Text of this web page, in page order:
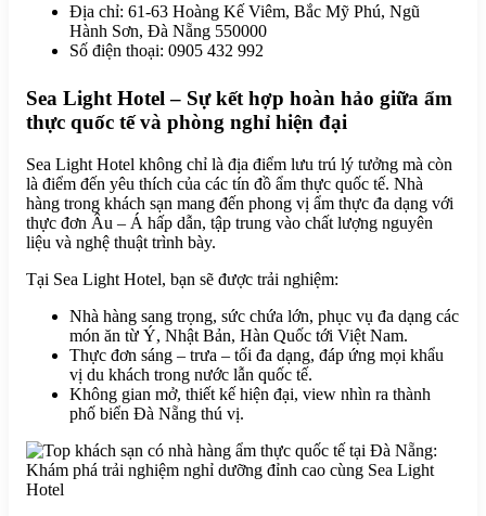
Địa chỉ: 61-63 Hoàng Kế Viêm, Bắc Mỹ Phú, Ngũ
Hành Sơn, Đà Nẵng 550000
Số điện thoại: 0905 432 992
Sea Light Hotel – Sự kết hợp hoàn hảo giữa ẩm
thực quốc tế và phòng nghỉ hiện đại
Sea Light Hotel không chỉ là địa điểm lưu trú lý tưởng mà còn
là điểm đến yêu thích của các tín đồ ẩm thực quốc tế. Nhà
hàng trong khách sạn mang đến phong vị ẩm thực đa dạng với
thực đơn Âu – Á hấp dẫn, tập trung vào chất lượng nguyên
liệu và nghệ thuật trình bày.
Tại Sea Light Hotel, bạn sẽ được trải nghiệm:
Nhà hàng sang trọng, sức chứa lớn, phục vụ đa dạng các
món ăn từ Ý, Nhật Bản, Hàn Quốc tới Việt Nam.
Thực đơn sáng – trưa – tối đa dạng, đáp ứng mọi khẩu
vị du khách trong nước lẫn quốc tế.
Không gian mở, thiết kế hiện đại, view nhìn ra thành
phố biển Đà Nẵng thú vị.